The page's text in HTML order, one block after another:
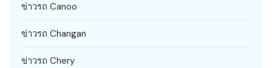
ข่าวรถ Canoo
ข่าวรถ Changan
ข่าวรถ Chery